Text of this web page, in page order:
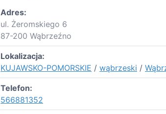
Adres:
ul. Żeromskiego 6
87-200 Wąbrzeźno
Lokalizacja:
KUJAWSKO-POMORSKIE / wąbrzeski /
Telefon:
566881352